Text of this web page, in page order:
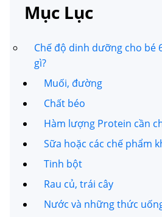
Mục Lục
Chế độ dinh dưỡng cho bé
gì?
Muối, đường
Chất béo
Hàm lượng Protein cần
Sữa hoặc các chế phẩm
Tinh bột
Rau củ, trái cây
Nước và những thức